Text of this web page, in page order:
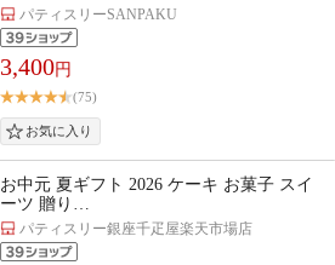
パティスリーSANPAKU
3,400円
(75)
お中元 夏ギフト 2026 ケーキ お菓子 スイ
ーツ 贈り…
パティスリー銀座千疋屋楽天市場店